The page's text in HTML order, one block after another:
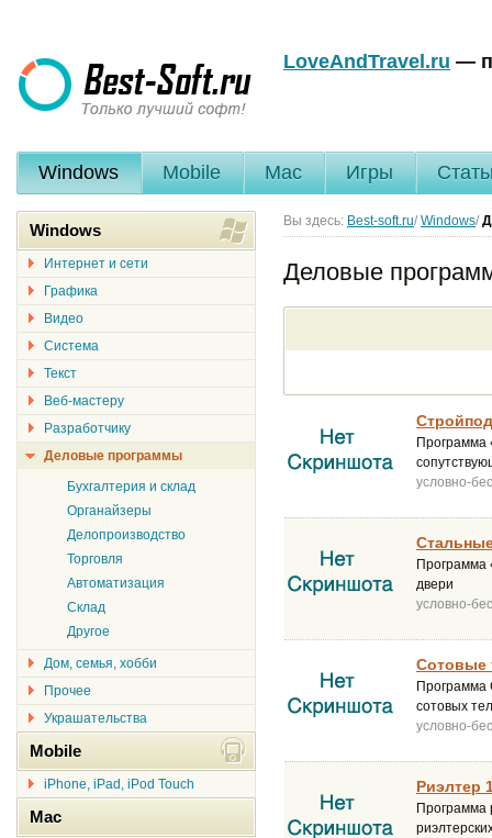
LoveAndTravel.ru —
Windows Mobile Mac Игры
Вы здесь: Best-soft.ru/ Windows/
Деловые
Программа
условно-
Программа
двери
условно-
Сотовые
Программа
сотовых
условно-
Риэлтер
Программа
Windows
Интернет и сети
Графика
Видео
Система
Текст
Веб-мастеру
Разработчику
Деловые программы
Бухгалтерия и склад
Органайзеры
Делопроизводство
Торговля
Автоматизация
Склад
Другое
Дом, семья, хобби
Прочее
Украшательства
Mobile
iPhone, iPad, iPod Touch
Mac